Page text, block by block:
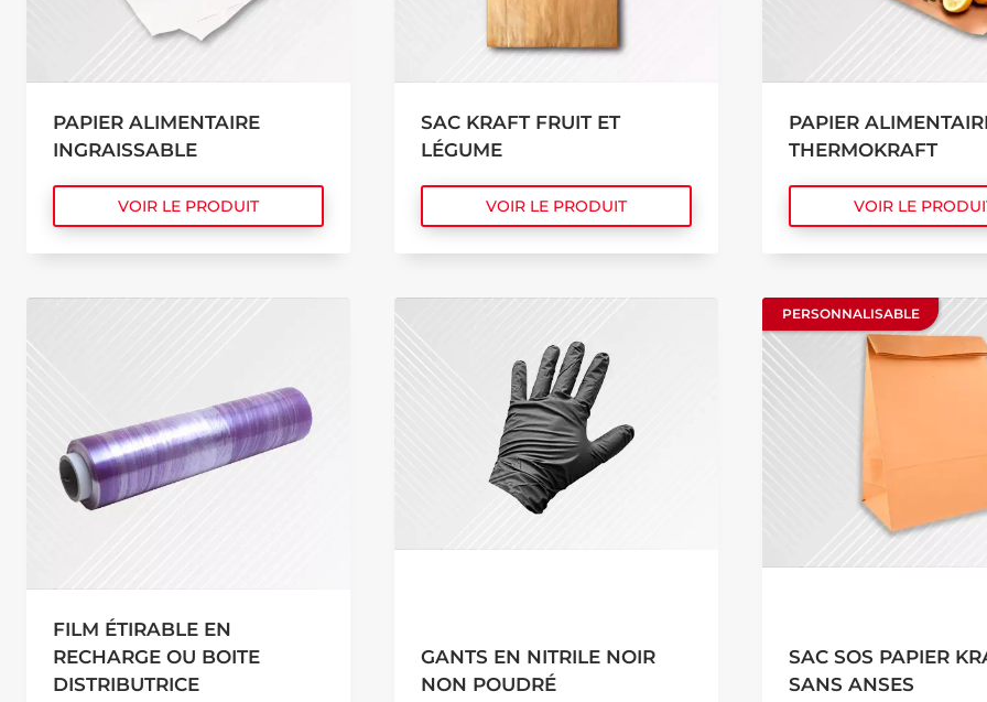
PAPIER ALIMENTAIRE
INGRAISSABLE
VOIR LE PRODUIT
SAC KRAFT FRUIT ET
LÉGUME
VOIR LE PRODUIT
PAPIER
THERMOKRAFT
VOIR LE
FILM ÉTIRABLE EN
RECHARGE OU BOITE
DISTRIBUTRICE
GANTS EN NITRILE NOIR
NON POUDRÉ
PERSONNALISABLE
SAC SOS PAPIER
SANS ANSES
PERSONNALISABLE